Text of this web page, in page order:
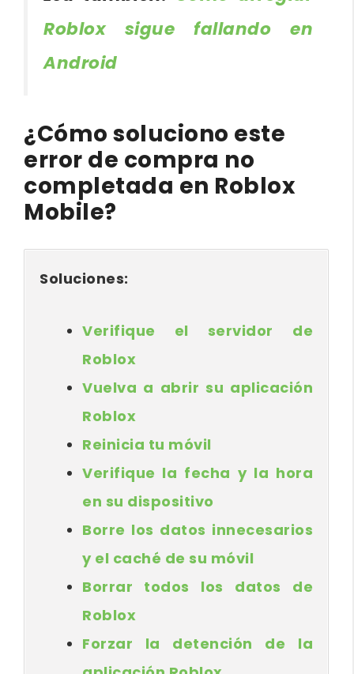
Roblox sigue fallando en
Android
¿Cómo soluciono este
error de compra no
completada en Roblox
Mobile?
Soluciones:
Verifique el servidor de
Roblox
Vuelva a abrir su aplicación
Roblox
Reinicia tu móvil
Verifique la fecha y la hora
en su dispositivo
Borre los datos innecesarios
y el caché de su móvil
Borrar todos los datos de
Roblox
Forzar la detención de la